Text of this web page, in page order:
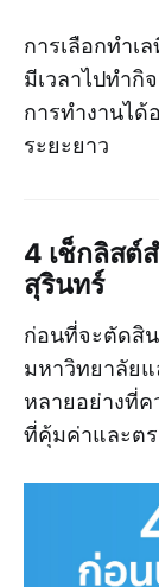
การเลือกทำ
มีเวลาไปทำกิ
การทำงานไ
ระยะยาว
4 เช็กลิสต์
สุรินทร์
ก่อนที่จะตัดสิ
มหาวิทยาลัย
หลายอย่างที่
ที่คุ้มค่าและต